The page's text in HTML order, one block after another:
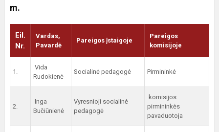
m.
Eil.
Nr.
Vardas,
Pavardė
Pareigos įstaigoje
Pareigos
komisijoje
1.
Vida
Rudokienė
Socialinė pedagogė Pirmininkė
2.
Inga
Bučiūnienė
Vyresnioji socialinė
pedagogė
komisijos
pirmininkės
pavaduotoja